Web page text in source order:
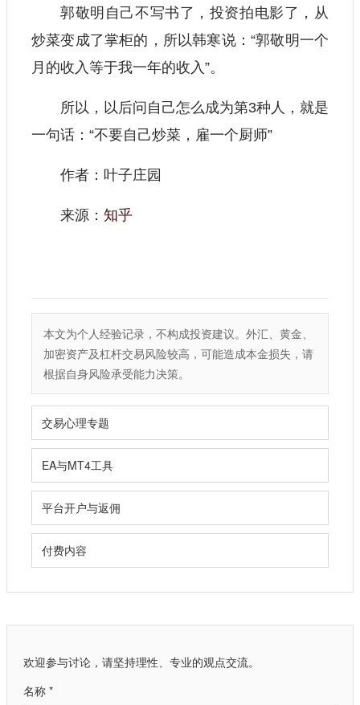
郭敬明自己不写书了，投资拍电影了，从
炒菜变成了掌柜的，所以韩寒说：“郭敬明一个
月的收入等于我一年的收入”。
所以，以后问自己怎么成为第3种人，就是
一句话：“不要自己炒菜，雇一个厨师”
作者：叶子庄园
来源： 知乎
本文为个人经验记录，不构成投资建议。外汇、黄金、
加密资产及杠杆交易风险较高，可能造成本金损失，请
根据自身风险承受能力决策。
交易心理专题
EA与MT4工具
平台开户与返佣
付费内容
欢迎参与讨论，请坚持理性、专业的观点交流。
名称 *